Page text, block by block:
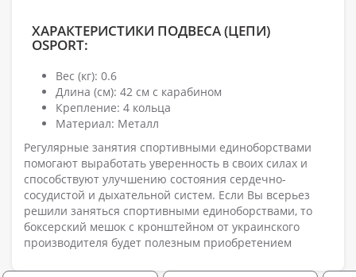
ХАРАКТЕРИСТИКИ ПОДВЕСА (ЦЕПИ)
OSPORT:
Вес (кг): 0.6
Длина (см): 42 см с карабином
Крепление: 4 кольца
Материал: Металл
Регулярные занятия спортивными единоборствами
помогают выработать уверенность в своих силах и
способствуют улучшению состояния сердечно-
сосудистой и дыхательной систем. Если Вы всерьез
решили заняться спортивными единоборствами, то
боксерский мешок с кронштейном от украинского
производителя будет полезным приобретением